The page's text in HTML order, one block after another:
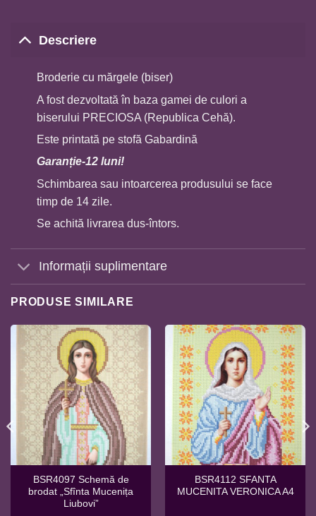
Descriere
Broderie cu mărgele (biser)
A fost dezvoltată în baza gamei de culori a
biserului PRECIOSA (Republica Cehă).
Este printată pe stofă Gabardină
Garanție-12 luni!
Schimbarea sau intoarcerea produsului se face
timp de 14 zile.
Se achită livrarea dus-întors.
Informații suplimentare
PRODUSE SIMILARE
BSR4097 Schemă de
brodat „Sfînta Mucenița
Liubovi”
BSR4112 SFANTA
MUCENITA VERONICA A4